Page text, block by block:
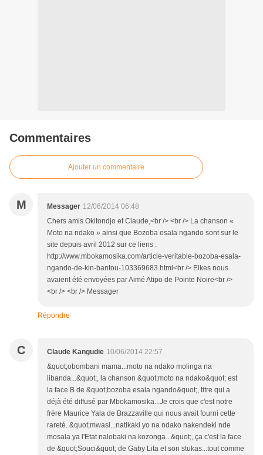
Commentaires
Ajouter un commentaire
M Messager 12/06/2014 06:48
Chers amis Okitondjo et Claude,<br /> <br /> La chanson «
Moto na ndako » ainsi que Bozoba esala ngando sont sur le
site depuis avril 2012 sur ce liens :
http://www.mbokamosika.com/article-veritable-bozoba-esala-
ngando-de-kin-bantou-103369683.html<br /> Elkes nous
avaient été envoyées par Aimé Atipo de Pointe Noire<br />
<br /> <br /> Messager
Répondre
C Claude Kangudie 10/06/2014 22:57
&quot;obombani mama...moto na ndako molinga na
libanda...&quot;, la chanson &quot;moto na ndako&quot; est
la face B de &quot;bozoba esala ngando&quot;, titre qui a
déjà été diffusé par Mbokamosika...Je crois que c'est notre
frère Maurice Yala de Brazzaville qui nous avait fourni cette
rareté. &quot;mwasi...natikaki yo na ndako nakendeki nde
mosala ya l'Etat nalobaki na kozonga...&quot;, ça c'est la face
de &quot;Souci&quot; de Gaby Lita et son stukas...tout comme